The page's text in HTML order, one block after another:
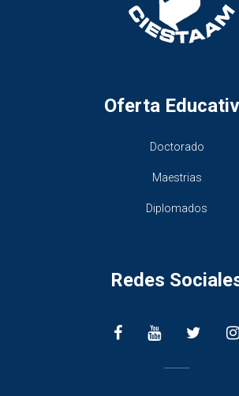
Oferta
Doctorado
Maestrias
Diplomados
Redes